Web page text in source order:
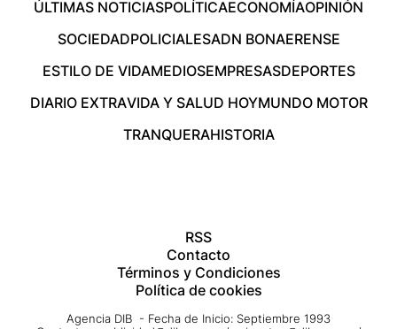
ÚLTIMAS NOTICIASPOLÍTICAECONOMÍAOPINIÓN
SOCIEDADPOLICIALESADN BONAERENSE
ESTILO DE VIDAMEDIOSEMPRESASDEPORTES
DIARIO EXTRAVIDA Y SALUD HOYMUNDO MOTOR
TRANQUERAHISTORIA
RSS
Contacto
Términos y Condiciones
Política de cookies
Agencia DIB - Fecha de Inicio: Septiembre 1993